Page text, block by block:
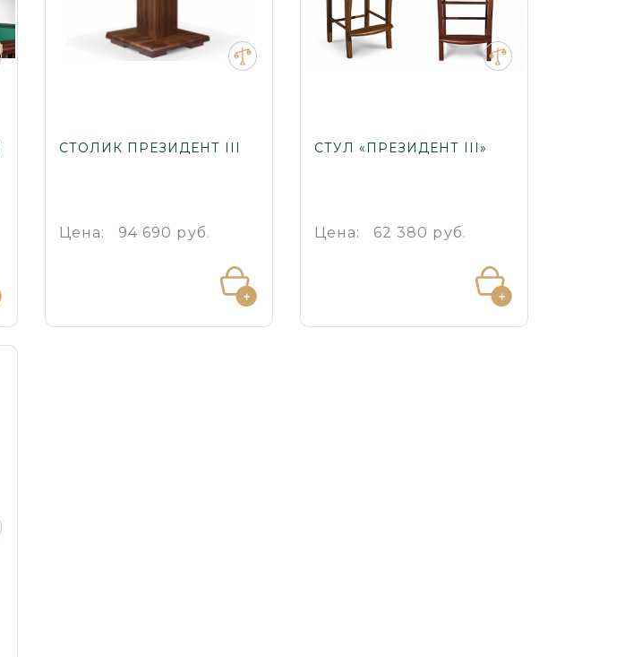
СТОЛИК ПРЕЗИДЕНТ III
Цена: 94 690 руб.
СТУЛ «ПРЕЗИДЕНТ III»
Цена: 62 380 руб.